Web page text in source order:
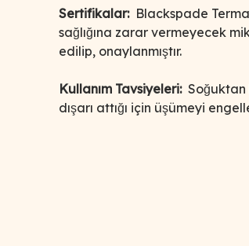
Sertifikalar: Blackspade
sağlığına zarar vermeyecek
edilip, onaylanmıştır.
Kullanım Tavsiyeleri: Soğuktan
dışarı attığı için üşümeyi